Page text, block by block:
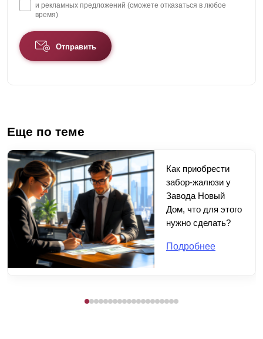
и рекламных предложений (сможете отказаться в любое
время)
Отправить
Еще по теме
Как приобрести
забор-жалюзи у
Завода Новый
Дом, что для этого
нужно сделать?
Подробнее